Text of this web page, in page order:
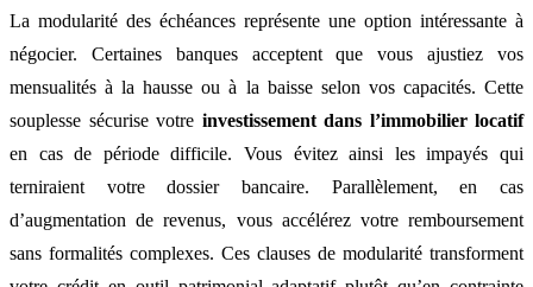
La modularité des échéances représente une option intéressante à
négocier. Certaines banques acceptent que vous ajustiez vos
mensualités à la hausse ou à la baisse selon vos capacités. Cette
souplesse sécurise votre investissement dans l’immobilier locatif
en cas de période difficile. Vous évitez ainsi les impayés qui
terniraient votre dossier bancaire. Parallèlement, en cas
d’augmentation de revenus, vous accélérez votre remboursement
sans formalités complexes. Ces clauses de modularité transforment